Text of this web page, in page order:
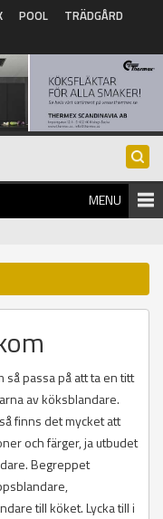
POOL
TRÄDGÅRD
MENU
passa på att ta en titt
av köksblandare.
finns det mycket att
och färger, ja utbudet
Begreppet
till köket. Lycka till i